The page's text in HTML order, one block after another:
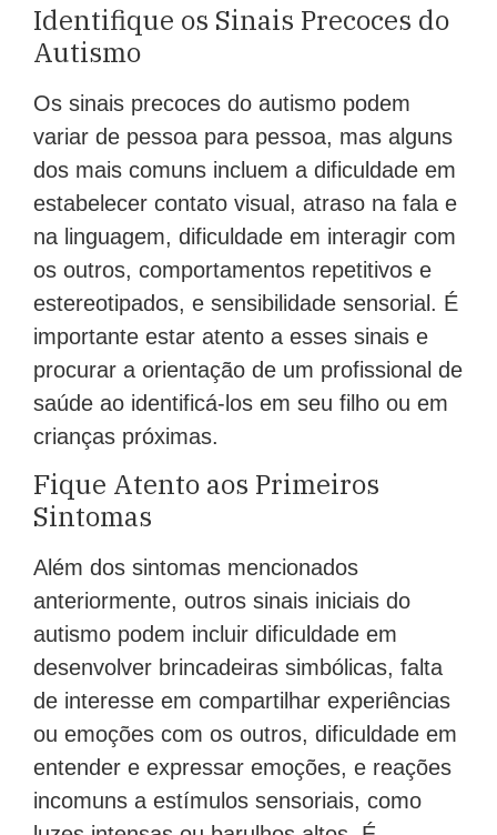
Identifique os Sinais Precoces do
Autismo
Os sinais precoces do autismo podem
variar de pessoa para pessoa, mas alguns
dos mais comuns incluem a dificuldade em
estabelecer contato visual, atraso na fala e
na linguagem, dificuldade em interagir com
os outros, comportamentos repetitivos e
estereotipados, e sensibilidade sensorial. É
importante estar atento a esses sinais e
procurar a orientação de um profissional de
saúde ao identificá-los em seu filho ou em
crianças próximas.
Fique Atento aos Primeiros
Sintomas
Além dos sintomas mencionados
anteriormente, outros sinais iniciais do
autismo podem incluir dificuldade em
desenvolver brincadeiras simbólicas, falta
de interesse em compartilhar experiências
ou emoções com os outros, dificuldade em
entender e expressar emoções, e reações
incomuns a estímulos sensoriais, como